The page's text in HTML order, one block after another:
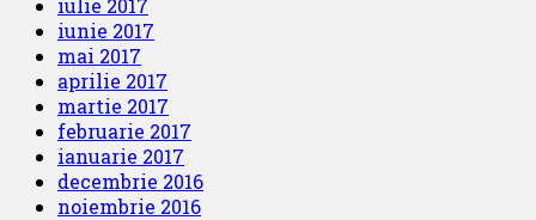
iunie 2017
mai 2017
aprilie 2017
martie 2017
februarie 2017
ianuarie 2017
decembrie 2016
noiembrie 2016